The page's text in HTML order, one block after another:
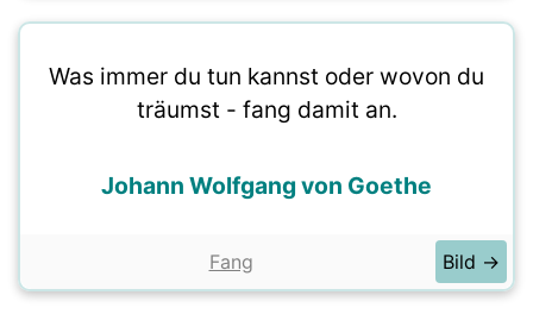
Was immer du tun kannst oder wovon du
träumst - fang damit an.
Johann Wolfgang von Goethe
Fang Bild →